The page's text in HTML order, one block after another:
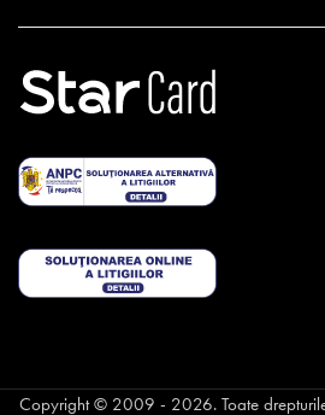
Copyright © 2009 - 2026. Toate drepturile